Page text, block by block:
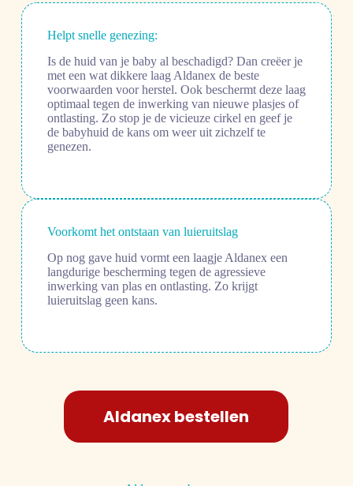
Helpt snelle genezing:
Is de huid van je baby al beschadigd? Dan creëer je
met een wat dikkere laag Aldanex de beste
voorwaarden voor herstel. Ook beschermt deze laag
optimaal tegen de inwerking van nieuwe plasjes of
ontlasting. Zo stop je de vicieuze cirkel en geef je
de babyhuid de kans om weer uit zichzelf te
genezen.
Voorkomt het ontstaan van luieruitslag
Op nog gave huid vormt een laagje Aldanex een
langdurige bescherming tegen de agressieve
inwerking van plas en ontlasting. Zo krijgt
luieruitslag geen kans.
Aldanex bestellen